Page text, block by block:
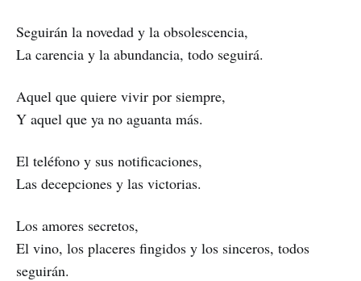
Seguirán la novedad y la obsolescencia,
La carencia y la abundancia, todo seguirá.
Aquel que quiere vivir por siempre,
Y aquel que ya no aguanta más.
El teléfono y sus notificaciones,
Las decepciones y las victorias.
Los amores secretos,
El vino, los placeres fingidos y los sinceros, todos
seguirán.